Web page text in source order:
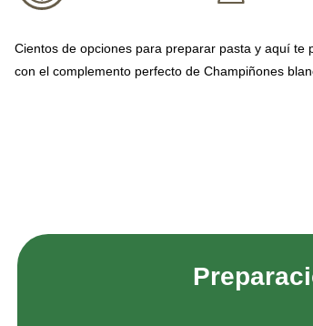
Cientos de opciones para preparar pasta y aquí te
con el complemento perfecto de Champiñones